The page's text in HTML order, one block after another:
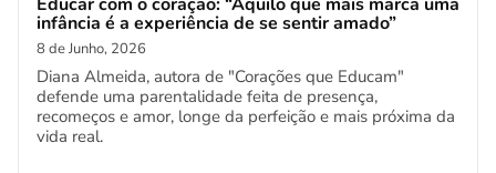
infância é a experiência de se sentir amado”
8 de Junho, 2026
Diana Almeida, autora de "Corações que Educam"
defende uma parentalidade feita de presença,
recomeços e amor, longe da perfeição e mais próxima da
vida real.